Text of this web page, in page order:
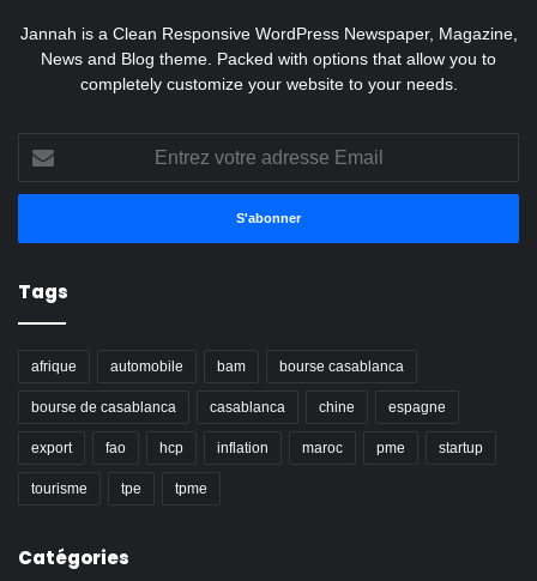
Jannah is a Clean Responsive WordPress Newspaper, Magazine,
News and Blog theme. Packed with options that allow you to
completely customize your website to your needs.
votre
adresse
Tags
afrique automobile bam bourse casablanca
bourse de casablanca casablanca chine espagne
export fao hcp inflation maroc pme startup
tourisme tpe tpme
Catégories